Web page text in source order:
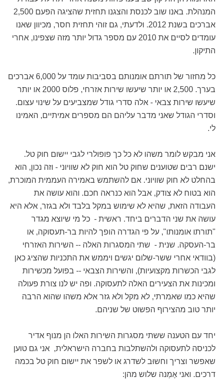
המנהלת. באנו שוב לכנסת והצגנו תחזית שהציגה הפעם 2,500
אברכים בשנת 2012. ולדעתי, גם זוהי תחזית חסר, מכיוון שאנו
עומדים לסיים את 2010 עם מספר גדול יותר מזה שצפינו, אחרי
התיקון.
כל מחזור של תורתם אומנותם בסביבות עומד על 6,000 אברכים
בערך. 2,500 או יותר שיעשו שירות אזרחי, פלוס 2000 או יותר
שיעשו שירות צבאי - אלה סדרי גודל שמצביעים על שינוי עצום.
וסדרי הגודל שאני מדבר עליהם הם מספרים אמיתיים, האמינו
לי.
אני מבקש לומר משהו לא כל כך פופולרי לגבי יישום חוק טל.
ישנם רבים שטוענים שחוק טל הוא חוק לא שוויוני - וזה נכון, הוא
בהחלט לא חוק שוויוני. אם להשתמש באמירה העממית המוכרת,
הוא בטוח לא צודק, אבל הוא כנראה חכם. והוא עושה את
העבודה הזאת, שהיא לא שימוש במקל בלבד ולא בגזר, אלא היא
עושה את שני הדברים ביחד. ראשית - כל מי שיוצא מגדר
"תורתו אומנותו", על פי הגדרה הופך להיות בר-תעסוקה, או
בר-העסקה. שנית - שתי המסגרות האלה -- השירות האזרחי
(בוודאי אחרי ששר-שלום יגשים ויממש את התכניות שהציג כאן
לגבי הכשרות מקצועיות), והשירות הצבאי -- בפועל מכשירות
ומכינות את הצעירים האלה לתעסוקה. ופה יש לנו צורת פעולה
שהיא כמו שאמרתי, לא מקל ולא גזר אלא משהו שהוא הרבה
יותר טוב מהצירוף הפשוט של שניהם.
יחד עם הטענה ששתי מסגרות השירות האלו הן מנוף אדיר
לכניסה לתעסוקה ולהשתלבות בחברה הישראלית, אני גם טוען
שאפשר וצריך וחשוּב לשדרג או לשפר את יישום חוק טל בכמה
דרכים. ואני אֶמְנה שלוש מהן: